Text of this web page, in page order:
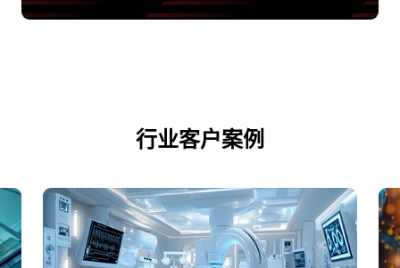
行业客户案例